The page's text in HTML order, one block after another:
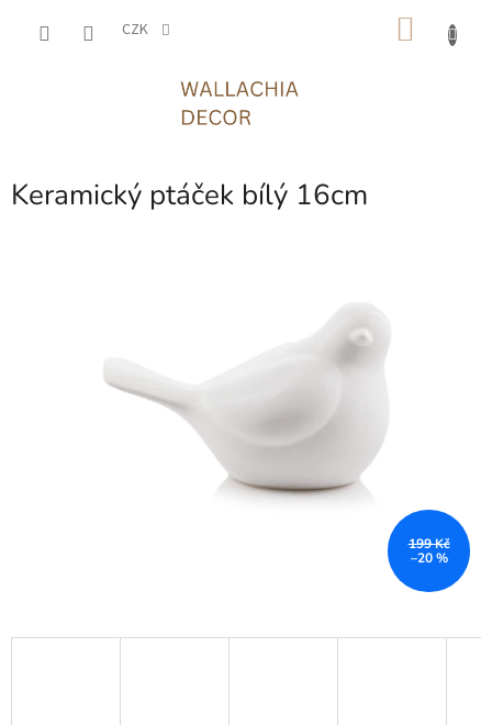
CZK
Keramický ptáček bílý 16cm
199 Kč
–20 %